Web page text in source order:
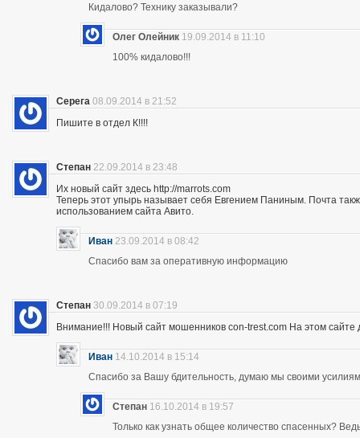
Кидалово? Технику заказывали?
Олег Олейник 19.09.2014 в 11:10
100% кидалово!!!
Серега 08.09.2014 в 21:52
Пишите в отдел К!!!!
Степан 22.09.2014 в 23:48
Их новый сайт здесь http://marrots.com
Теперь этот упырь называет себя Евгением Паниным. Почта
использованием сайта Авито.
Иван 23.09.2014 в 08:42
Спасибо вам за оперативную информацию
Степан 30.09.2014 в 07:19
Внимание!!! Новый сайт мошенников con-trest.com На этом сайте
Иван 14.10.2014 в 15:14
Спасибо за Вашу бдительность, думаю мы своими
Степан 16.10.2014 в 19:57
Только как узнать общее количество спасенных?